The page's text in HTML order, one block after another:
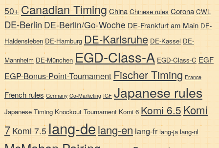
50+Canadian Timing China Chinese rules Corona CWL
DE-Berlin DE-Berlin/Go-Woche DE-Frankfurt am Main DE-
Haldensleben DE-Hamburg DE-Karlsruhe DE-Kassel DE-
Mannheim DE-München EGD-Class-A EGD-Class-C EGF
EGP-Bonus-Point-Tournament Fischer Timing France
French rules Germany Go-Marketing IGF Japanese rules
Japanese Timing Knockout Tournament Komi 6 Komi 6.5Komi
7 Komi 7.5 lang-delang-en lang-fr lang-ja lang-nl